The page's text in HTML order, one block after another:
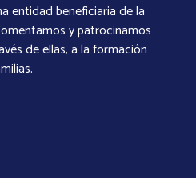
entidad beneficiaria de la
y patrocinamos
de ellas, a la formación